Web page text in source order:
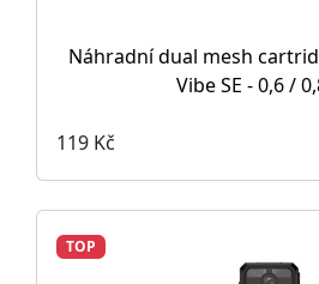
Náhradní dual mesh
Vibe SE - 0,6 /
119 Kč
TOP